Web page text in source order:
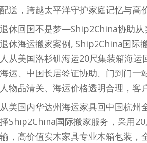
配送，跨越太平洋守护家庭记忆与高
退休回国不是梦—Ship2China协助从
退休海运搬家案例, Ship2China国际
人从美国洛杉矶海运20尺集装箱海运
海运、中国长居签证协助、门到门一
人物品清关、海运价格透明合理，客
从美国内华达州海运家具回中国杭州
择Ship2China国际搬家服务，采用
输，高价值实木家具专业木箱包装，